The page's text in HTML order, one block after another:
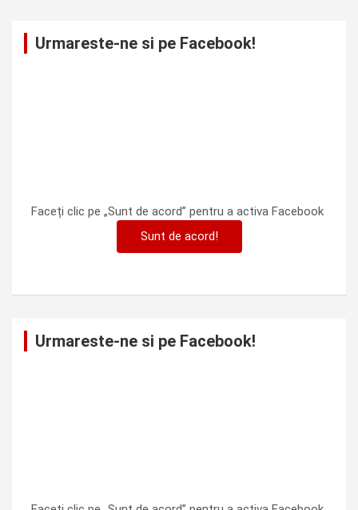
Urmareste-ne si pe Facebook!
Faceți clic pe „Sunt de acord” pentru a activa Facebook
Sunt de acord!
Urmareste-ne si pe Facebook!